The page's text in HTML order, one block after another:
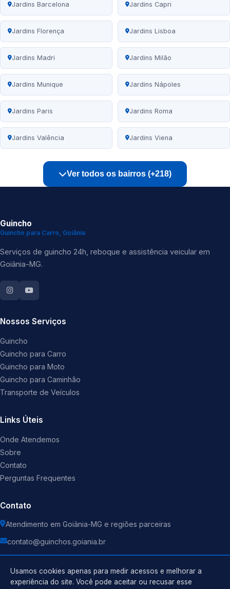
Jardins Barcelona Jardins Capri
Jardins Florença Jardins Lisboa
Jardins Madri Jardins Milão
Jardins Munique Jardins Nápoles
Jardins Paris Jardins Roma
Jardins Valência Jardins Viena
Ver todos os bairros (+218)
Guincho
Guincho para Carro, Goiânia
Serviços de guincho 24h, reboque e assistência veicular em
Goiânia-MG.
Nossos Serviços
Guincho
Guincho para Carro
Guincho para Moto
Guincho para Caminhão
Transporte de Veículos
Links Úteis
Onde Atendemos
Sobre
Contato
Perguntas Frequentes
Contato
Atendimento em Goiânia-MG e regiões parceiras
contato@guinchos.goiania.br
Usamos cookies apenas para medir acessos e melhorar a
experiência do site. Você pode aceitar ou recusar esse